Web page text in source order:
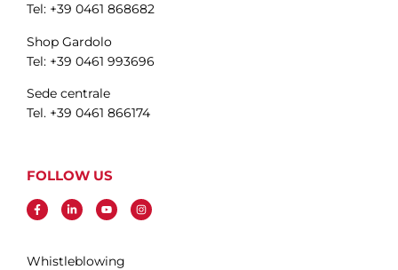
Tel: +39 0461 868682
Shop Gardolo
Tel: +39 0461 993696
Sede centrale
Tel. +39 0461 866174
FOLLOW US
Whistleblowing